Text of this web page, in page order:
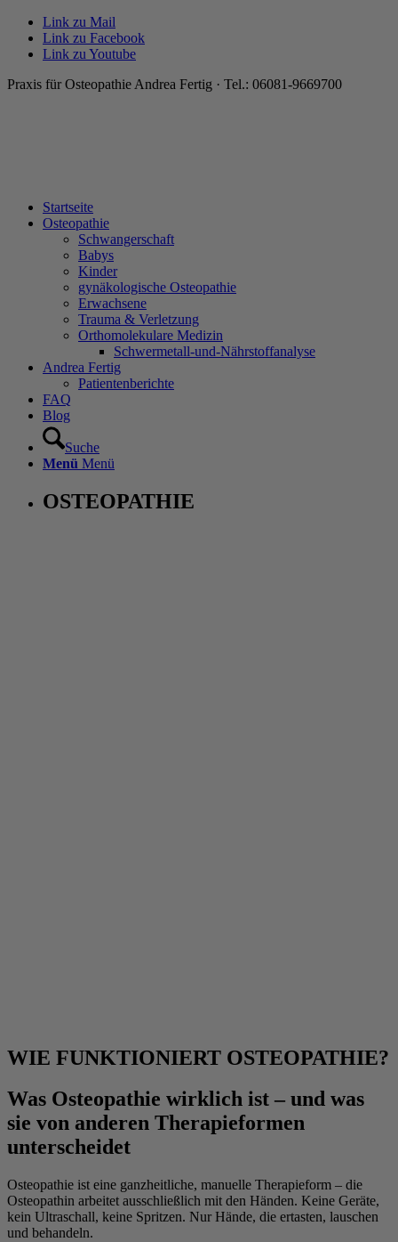
Link zu Mail
Link zu Facebook
Link zu Youtube
Praxis für Osteopathie Andrea Fertig · Tel.: 06081-9669700
Startseite
Osteopathie
Schwangerschaft
Babys
Kinder
gynäkologische Osteopathie
Erwachsene
Trauma & Verletzung
Orthomolekulare Medizin
Schwermetall-und-Nährstoffanalyse
Andrea Fertig
Patientenberichte
FAQ
Blog
Suche
Menü Menü
OSTEOPATHIE
WIE FUNKTIONIERT OSTEOPATHIE?
Was Osteopathie wirklich ist – und was
sie von anderen Therapieformen
unterscheidet
Osteopathie ist eine ganzheitliche, manuelle Therapieform – die
Osteopathin arbeitet ausschließlich mit den Händen. Keine Geräte,
kein Ultraschall, keine Spritzen. Nur Hände, die ertasten, lauschen
und behandeln.